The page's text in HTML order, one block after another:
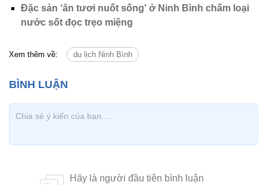
Đặc sản ‘ăn tươi nuốt sống' ở Ninh Bình chấm loại
nước sốt đọc trẹo miệng
Xem thêm về: du lịch Ninh Bình